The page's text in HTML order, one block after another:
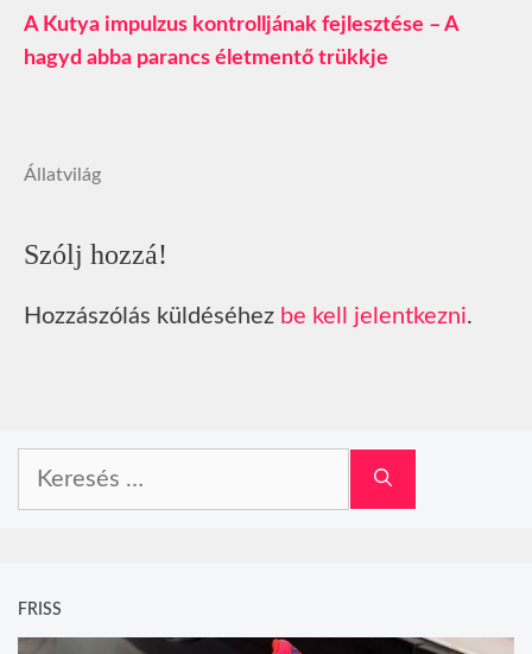
A Kutya impulzus kontrolljának fejlesztése – A
hagyd abba parancs életmentő trükkje
Állatvilág
Szólj hozzá!
Hozzászólás küldéséhez be kell jelentkezni.
FRISS